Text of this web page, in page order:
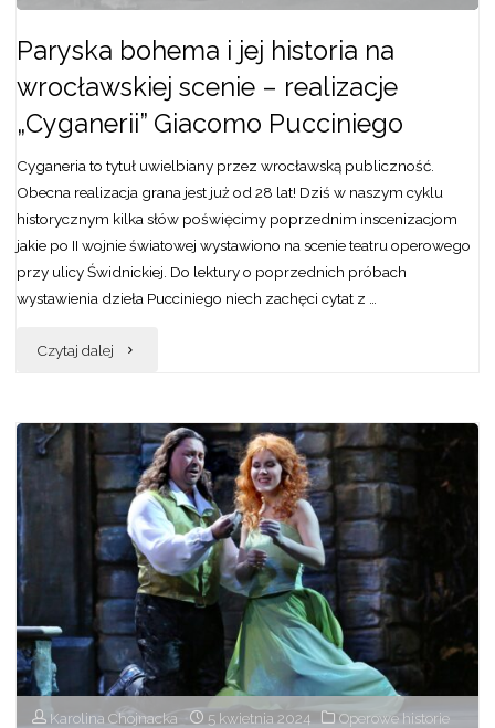
Paryska bohema i jej historia na
wrocławskiej scenie – realizacje
„Cyganerii” Giacomo Pucciniego
Cyganeria to tytuł uwielbiany przez wrocławską publiczność.
Obecna realizacja grana jest już od 28 lat! Dziś w naszym cyklu
historycznym kilka słów poświęcimy poprzednim inscenizacjom
jakie po II wojnie światowej wystawiono na scenie teatru operowego
przy ulicy Świdnickiej. Do lektury o poprzednich próbach
wystawienia dzieła Pucciniego niech zachęci cytat z …
Czytaj dalej "Paryska
jej
historia
na
wrocławskiej
scenie
–
Karolina Chojnacka 5 kwietnia 2024 Operowe historie